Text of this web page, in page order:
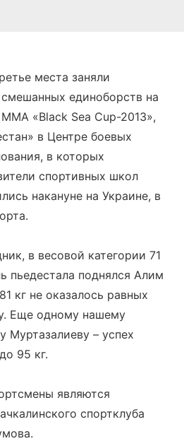
места заняли
единоборств на
«Black Sea Cup-2013»,
в Центре боевых
в которых
спортивных школ
накануне на Украине, в
в весовой категории 71
пьедестала поднялся Алим
кг не оказалось равных
Еще одному нашему
Муртазалиеву – успех
95 кг.
являются
спортклуба